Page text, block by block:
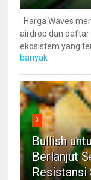
Harga Waves
airdrop dan daftar
ekosistem yang
banyak
3
Bullish
Berlanjut
Resistansi